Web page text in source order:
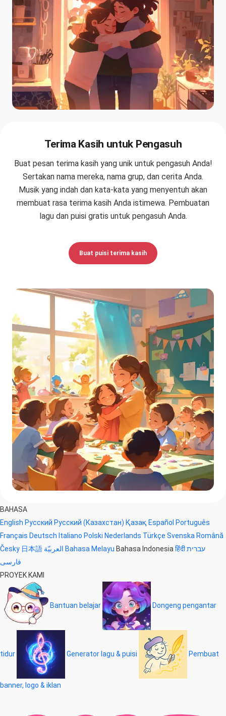
Terima Kasih untuk Pengasuh
Buat pesan terima kasih yang unik untuk pengasuh Anda!
Sertakan nama mereka, nama grup, dan cerita Anda.
Musik yang indah dan kata-kata yang menyentuh akan
membuat rasa terima kasih Anda istimewa. Pembuatan
lagu dan puisi gratis untuk pengasuh Anda.
Buat puisi terima kasih
BAHASA
English Русский Русский (Казахстан) Қазақ Español Português
Français Deutsch Italiano Polski Nederlands Türkçe Svenska Română
Česky 日本語 Bahasa Melayu Bahasa Indonesia हिंदीעברית
فارسی
PROYEK KAMI
Bantuan belajar Dongeng pengantar
tidur Generator lagu & puisi Pembuat
banner, logo & iklan